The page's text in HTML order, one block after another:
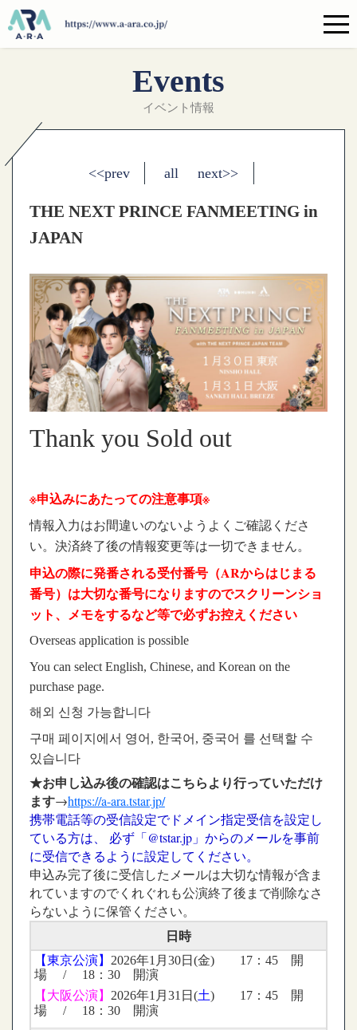
Events
イベント情報
<<prev all next>>
THE NEXT PRINCE FANMEETING in
JAPAN
Thank you Sold out
※申込みにあたっての注意事項※
情報入力はお間違いのないようよくご確認くださ
い。決済終了後の情報変更等は一切できません。
申込の際に発番される受付番号（ARからはじまる
番号）は大切な番号になりますのでスクリーンショ
ット、メモをするなど等で必ずお控えください
Overseas application is possible
You can select English, Chinese, and Korean on the
purchase page.
해외 신청 가능합니다
구매 페이지에서 영어, 한국어, 중국어 를 선택할 수
있습니다
★お申し込み後の確認はこちらより行っていただけ
ます→https://a-ara.tstar.jp/
携帯電話等の受信設定でドメイン指定受信を設定し
ている方は、 必ず「@tstar.jp」からのメールを事前
に受信できるように設定してください。
申込み完了後に受信したメールは大切な情報が含ま
れていますのでくれぐれも公演終了後まで削除なさ
らないように保管ください。
日時
【東京公演】 2026年1月30日(金) 17：45 開
場 / 18：30 開演
【大阪公演】 2026年1月31日(土) 17：45 開
場 / 18：30 開演